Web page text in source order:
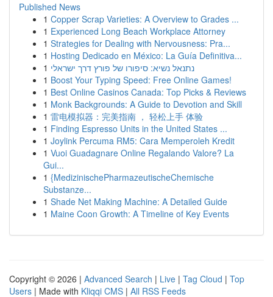
Published News
1 Copper Scrap Varieties: A Overview to Grades ...
1 Experienced Long Beach Workplace Attorney
1 Strategies for Dealing with Nervousness: Pra...
1 Hosting Dedicado en México: La Guía Definitiva...
1 נתנאל נשיא: סיפורו של פורץ דרך ישראלי
1 Boost Your Typing Speed: Free Online Games!
1 Best Online Casinos Canada: Top Picks & Reviews
1 Monk Backgrounds: A Guide to Devotion and Skill
1 雷电模拟器：完美指南 ， 轻松上手 体验
1 Finding Espresso Units in the United States ...
1 Joylink Percuma RM5: Cara Memperoleh Kredit
1 Vuoi Guadagnare Online Regalando Valore? La
Gui...
1 {MedizinischePharmazeutischeChemische
Substanze...
1 Shade Net Making Machine: A Detailed Guide
1 Maine Coon Growth: A Timeline of Key Events
Copyright © 2026 | Advanced Search | Live | Tag Cloud | Top
Users | Made with Kliqqi CMS | All RSS Feeds